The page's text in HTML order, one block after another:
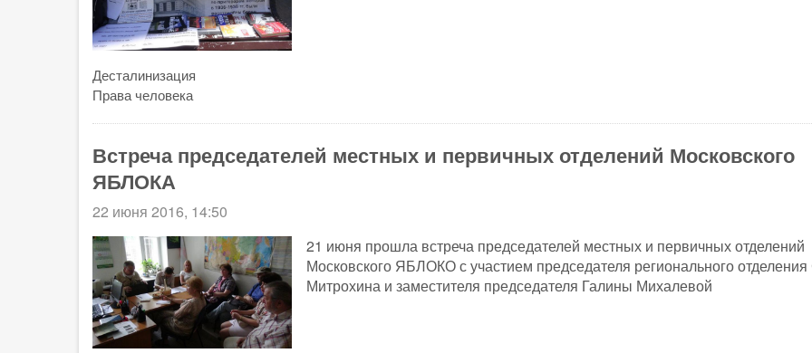
Десталинизация
Права человека
Встреча председателей местных и первичных отделений Московского
ЯБЛОКА
22 июня 2016, 14:50
21 июня прошла встреча председателей местных и первичных отделений
Московского ЯБЛОКО с участием председателя регионального
Митрохина и заместителя председателя Галины Михалевой